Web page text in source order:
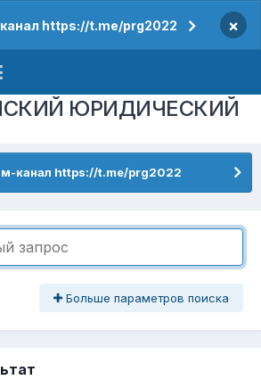
https://t.me/prg2022 ×
ЮРИДИЧЕСКИЙ
канал https://t.me/prg2022
Больше параметров поиска